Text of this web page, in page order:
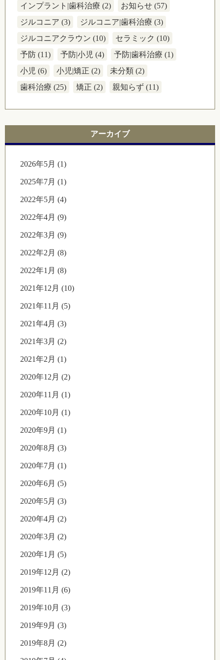
インプラント|歯科治療 (2)
お知らせ (57)
ジルコニア (3)
ジルコニア|歯科治療 (3)
ジルコニアクラウン (10)
セラミック (10)
予防 (11)
予防|小児 (4)
予防|歯科治療 (1)
小児 (6)
小児|矯正 (2)
未分類 (2)
歯科治療 (25)
矯正 (2) 親知らず (11)
アーカイブ
2026年5月 (1)
2025年7月 (1)
2022年5月 (4)
2022年4月 (9)
2022年3月 (9)
2022年2月 (8)
2022年1月 (8)
2021年12月 (10)
2021年11月 (5)
2021年4月 (3)
2021年3月 (2)
2021年2月 (1)
2020年12月 (2)
2020年11月 (1)
2020年10月 (1)
2020年9月 (1)
2020年8月 (3)
2020年7月 (1)
2020年6月 (5)
2020年5月 (3)
2020年4月 (2)
2020年3月 (2)
2020年1月 (5)
2019年12月 (2)
2019年11月 (6)
2019年10月 (3)
2019年9月 (3)
2019年8月 (2)